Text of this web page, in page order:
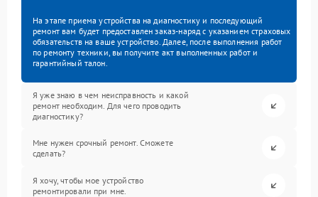
На этапе приема устройства на диагностику и последующий
ремонт вам будет предоставлен заказ-наряд с указанием страховых
обязательств на ваше устройство. Далее, после выполнения работ
по ремонту техники, вы получите акт выполненных работ и
гарантийный талон.
Я уже знаю в чем неисправность и какой
ремонт необходим. Для чего проводить
диагностику?
Мне нужен срочный ремонт. Сможете
сделать?
Я хочу, чтобы мое устройство
ремонтировали при мне.